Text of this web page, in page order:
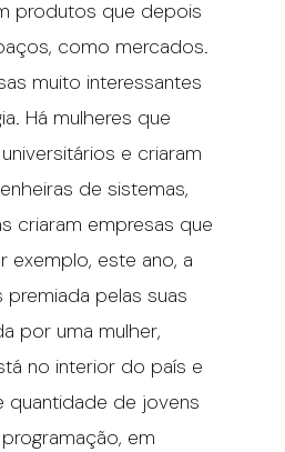
produtos que depois
como mercados.
muito interessantes
Há mulheres que
e criaram
de sistemas,
criaram empresas que
exemplo, este ano, a
pelas suas
por uma mulher,
no interior do país e
quantidade de jovens
em